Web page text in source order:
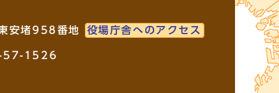
安堵958番地 役場庁舎へのアクセス
57-1526